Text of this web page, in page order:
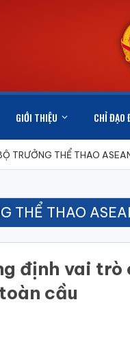
GIỚI THIỆU CHỈ ĐẠO
TRƯỞNG THỂ THAO
THỂ THAO
định vai
cầu